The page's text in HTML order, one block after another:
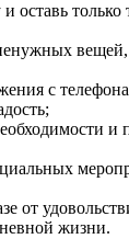
только
вещей,
с
жизни.